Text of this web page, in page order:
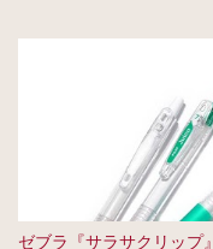
ゼブラ『サラサクリップ